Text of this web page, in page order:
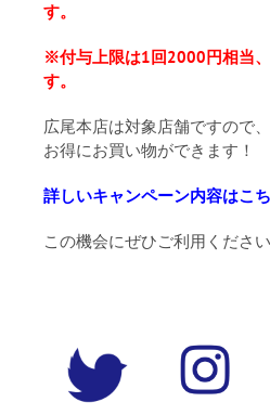
す。
※付与上限は1回2000円相当
す。
広尾本店は対象店舗ですので
お得にお買い物ができます！
詳しいキャンペーン内容はこ
この機会にぜひご利用ください